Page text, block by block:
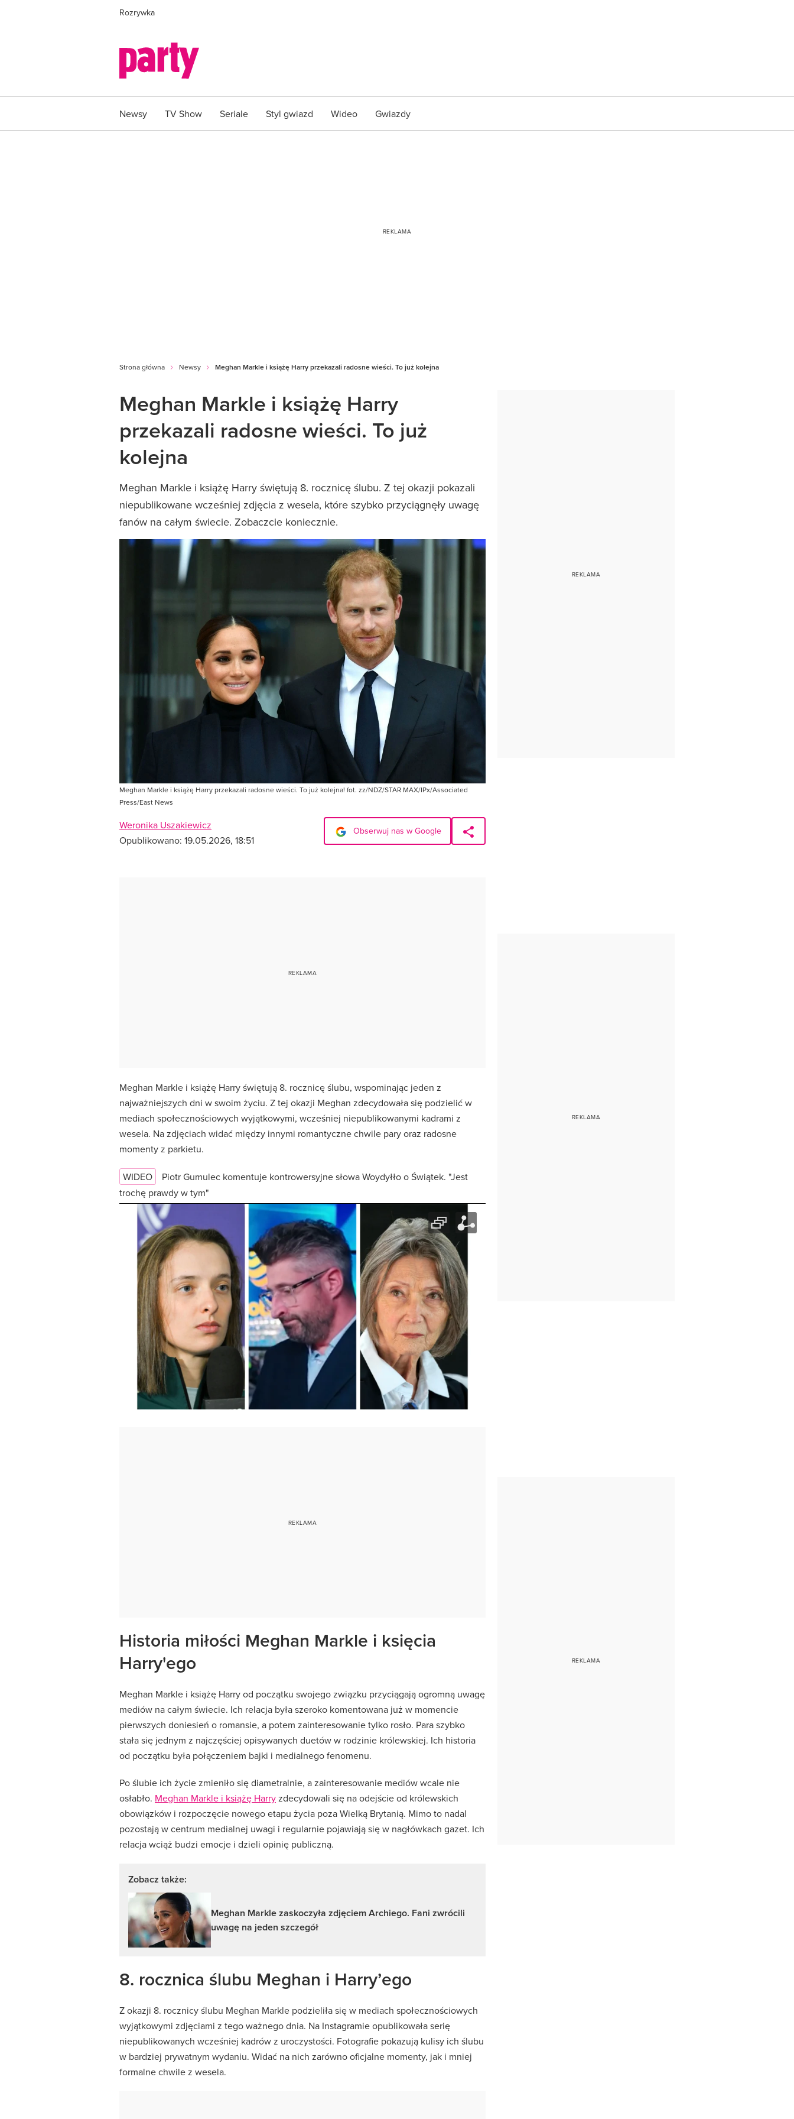
Rozrywka
Newsy TV Show Seriale Styl gwiazd Wideo Gwiazdy
Strona główna Newsy Meghan Markle i książę Harry przekazali radosne wieści. To już kolejna
Meghan Markle i książę Harry
przekazali radosne wieści. To już
kolejna
Meghan Markle i książę Harry świętują 8. rocznicę ślubu. Z tej okazji pokazali
niepublikowane wcześniej zdjęcia z wesela, które szybko przyciągnęły uwagę
fanów na całym świecie. Zobaczcie koniecznie.
Meghan Markle i książę Harry przekazali radosne wieści. To już kolejna! fot. zz/NDZ/STAR MAX/IPx/Associated
Press/East News
Weronika Uszakiewicz
Opublikowano: 19.05.2026, 18:51
Obserwuj nas w Google
Meghan Markle i książę Harry świętują 8. rocznicę ślubu, wspominając jeden z
najważniejszych dni w swoim życiu. Z tej okazji Meghan zdecydowała się podzielić w
mediach społecznościowych wyjątkowymi, wcześniej niepublikowanymi kadrami z
wesela. Na zdjęciach widać między innymi romantyczne chwile pary oraz radosne
momenty z parkietu.
WIDEO
Piotr Gumulec komentuje kontrowersyjne słowa Woydyłło o Świątek. "Jest
trochę prawdy w tym"
Historia miłości Meghan Markle i księcia
Harry'ego
Meghan Markle i książę Harry od początku swojego związku przyciągają ogromną uwagę
mediów na całym świecie. Ich relacja była szeroko komentowana już w momencie
pierwszych doniesień o romansie, a potem zainteresowanie tylko rosło. Para szybko
stała się jednym z najczęściej opisywanych duetów w rodzinie królewskiej. Ich historia
od początku była połączeniem bajki i medialnego fenomenu.
Po ślubie ich życie zmieniło się diametralnie, a zainteresowanie mediów wcale nie
osłabło. Meghan Markle i książę Harryzdecydowali się na odejście od królewskich
obowiązków i rozpoczęcie nowego etapu życia poza Wielką Brytanią. Mimo to nadal
pozostają w centrum medialnej uwagi i regularnie pojawiają się w nagłówkach gazet. Ich
relacja wciąż budzi emocje i dzieli opinię publiczną.
Zobacz także:
Meghan Markle zaskoczyła zdjęciem Archiego. Fani zwrócili
uwagę na jeden szczegół
8. rocznica ślubu Meghan i Harry’ego
Z okazji 8. rocznicy ślubu Meghan Markle podzieliła się w mediach społecznościowych
wyjątkowymi zdjęciami z tego ważnego dnia. Na Instagramie opublikowała serię
niepublikowanych wcześniej kadrów z uroczystości. Fotografie pokazują kulisy ich ślubu
w bardziej prywatnym wydaniu. Widać na nich zarówno oficjalne momenty, jak i mniej
formalne chwile z wesela.